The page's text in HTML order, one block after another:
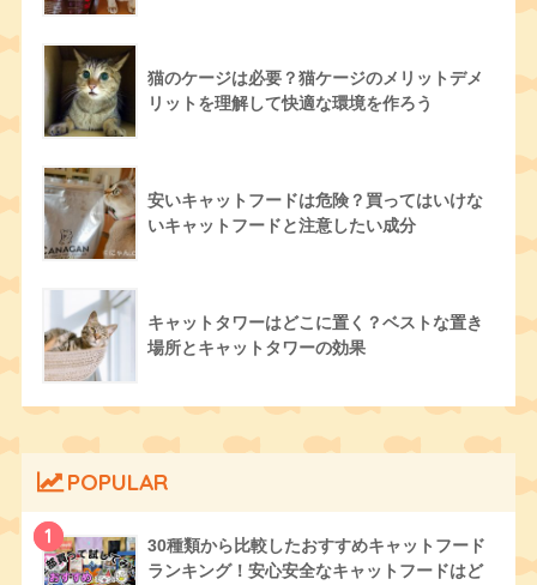
猫のケージは必要？猫ケージのメリットデメ
リットを理解して快適な環境を作ろう
安いキャットフードは危険？買ってはいけな
いキャットフードと注意したい成分
キャットタワーはどこに置く？ベストな置き
場所とキャットタワーの効果
POPULAR
1
30種類から比較したおすすめキャットフード
ランキング！安心安全なキャットフードはど